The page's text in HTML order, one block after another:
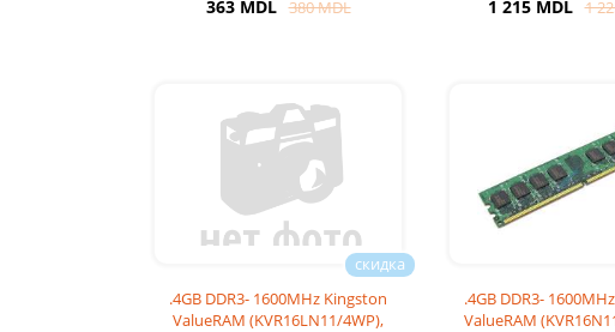
363 MDL 380 MDL 1 215 MDL 1
.4GB DDR3- 1600MHz Kingston
ValueRAM (KVR16LN11/4WP),
.4GB DDR3-
ValueRAM